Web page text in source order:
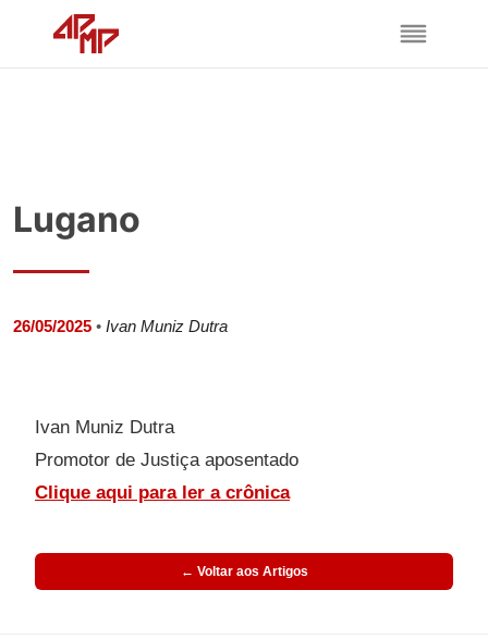
Lugano
26/05/2025 • Ivan Muniz Dutra
Ivan Muniz Dutra
Promotor de Justiça aposentado
Clique aqui para ler a crônica
← Voltar aos Artigos